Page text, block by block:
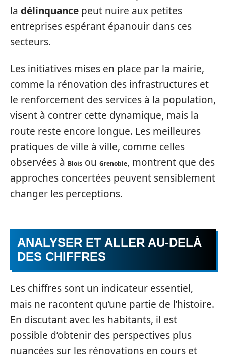
la délinquance peut nuire aux petites
entreprises espérant épanouir dans ces
secteurs.
Les initiatives mises en place par la mairie,
comme la rénovation des infrastructures et
le renforcement des services à la population,
visent à contrer cette dynamique, mais la
route reste encore longue. Les meilleures
pratiques de ville à ville, comme celles
observées à Blois ou Grenoble, montrent que des
approches concertées peuvent sensiblement
changer les perceptions.
ANALYSER ET ALLER AU-DELÀ
DES CHIFFRES
Les chiffres sont un indicateur essentiel,
mais ne racontent qu’une partie de l’histoire.
En discutant avec les habitants, il est
possible d’obtenir des perspectives plus
nuancées sur les rénovations en cours et